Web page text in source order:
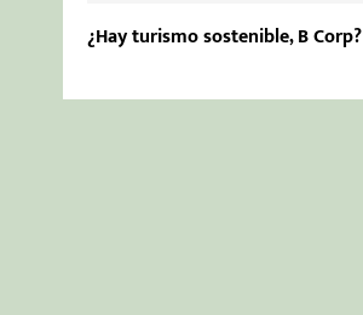
¿Hay turismo sostenible, B Corp?